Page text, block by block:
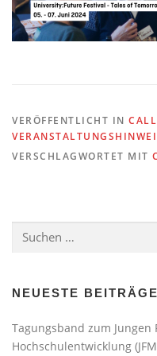
VERÖFFENTLICHT IN
VERSCHLAGWORTET MIT
nach:
NEUESTE BEITRÄGE
Tagungsband zum
Hochschulentwicklung